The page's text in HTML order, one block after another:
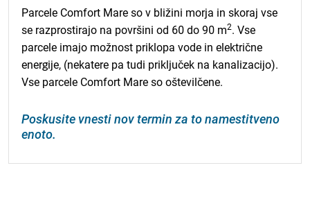
Parcele Comfort Mare so v bližini morja in skoraj vse
se razprostirajo na površini od 60 do 90 m2. Vse
parcele imajo možnost priklopa vode in električne
energije, (nekatere pa tudi priključek na kanalizacijo).
Vse parcele Comfort Mare so oštevilčene.
Poskusite vnesti nov termin za to namestitveno
enoto.